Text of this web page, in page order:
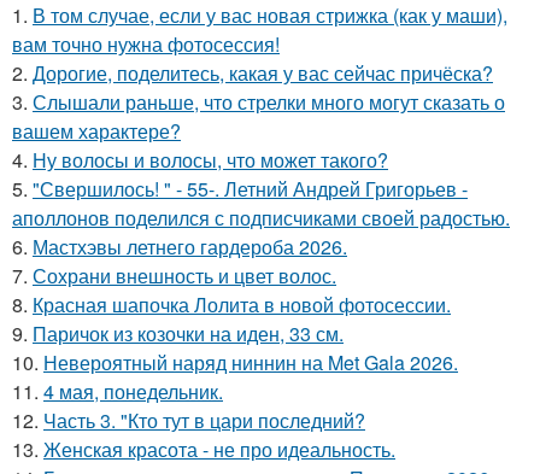
1. В том случае, если у вас новая стрижка (как у маши),
вам точно нужна фотосессия!
2. Дорогие, поделитесь, какая у вас сейчас причёска?
3. Слышали раньше, что стрелки много могут сказать о
вашем характере?
4. Ну волосы и волосы, что может такого?
5. "Свершилось! " - 55-. Летний Андрей Григорьев -
аполлонов поделился с подписчиками своей радостью.
6. Мастхэвы летнего гардероба 2026.
7. Сохрани внешность и цвет волос.
8. Красная шапочка Лолита в новой фотосессии.
9. Паричок из козочки на иден, 33 см.
10. Невероятный наряд ниннин на Met Gala 2026.
11. 4 мая, понедельник.
12. Часть 3. "Кто тут в цари последний?
13. Женская красота - не про идеальность.